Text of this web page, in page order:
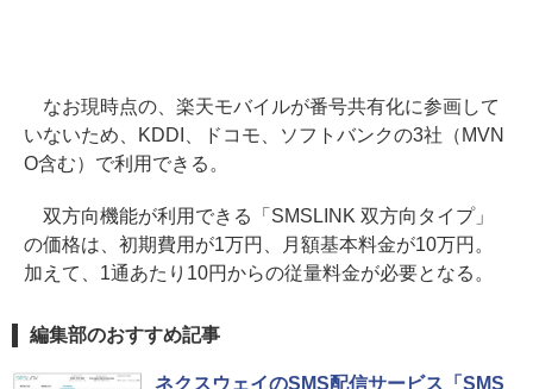
なお現時点の、楽天モバイルが番号共有化に参画して
いないため、KDDI、ドコモ、ソフトバンクの3社（MVN
O含む）で利用できる。
双方向機能が利用できる「SMSLINK 双方向タイプ」
の価格は、初期費用が1万円、月額基本料金が10万円。
加えて、1通あたり10円からの従量料金が必要となる。
編集部のおすすめ記事
ネクスウェイのSMS配信サービス「SMS